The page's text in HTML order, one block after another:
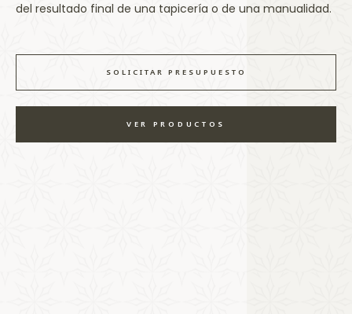
del resultado final de una tapicería o de una manualidad.
SOLICITAR PRESUPUESTO
VER PRODUCTOS